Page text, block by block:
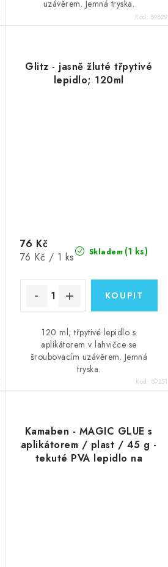
uzávěrem. Jemná tryska.
Kód: 89829
Glitz - jasně žluté třpytivé
lepidlo; 120ml
Skladem (1 ks)
76 Kč
Měrná
76 Kč / 1 ks
120 ml; třpytivé lepidlo s
aplikátorem v lahvičce se
šroubovacím uzávěrem. Jemná
tryska.
Kód: 89251
Kamaben - MAGIC GLUE s
aplikátorem / plast / 45 g -
tekuté PVA lepidlo na